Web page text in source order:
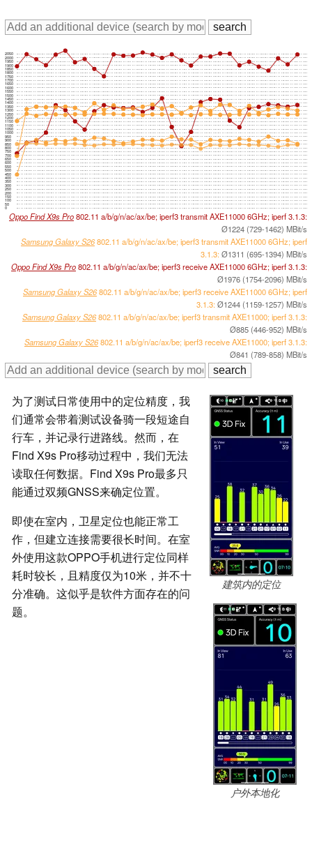
0
50
100
150
200
250
300
350
400
450
500
550
600
650
700
750
800
850
900
950
1000
1050
1100
1150
1200
1250
1300
1350
1400
1450
1500
1550
1600
1650
1700
1750
1800
1850
1900
1950
2000
2050
Oppo Find X9s Pro802.11 a/​b/​g/​n/​ac/​ax/​be; iperf3 transmit AXE11000 6GHz; iperf 3.1.3:
Ø1224 (729-1462) MBit/s
Samsung Galaxy S26802.11 a/​b/​g/​n/​ac/​ax/​be; iperf3 transmit AXE11000 6GHz; iperf
3.1.3:Ø1311 (695-1394) MBit/s
Oppo Find X9s Pro802.11 a/​b/​g/​n/​ac/​ax/​be; iperf3 receive AXE11000 6GHz; iperf 3.1.3:
Ø1976 (1754-2096) MBit/s
Samsung Galaxy S26802.11 a/​b/​g/​n/​ac/​ax/​be; iperf3 receive AXE11000 6GHz; iperf
3.1.3:Ø1244 (1159-1257) MBit/s
Samsung Galaxy S26802.11 a/​b/​g/​n/​ac/​ax/​be; iperf3 transmit AXE11000; iperf 3.1.3:
Ø885 (446-952) MBit/s
Samsung Galaxy S26802.11 a/​b/​g/​n/​ac/​ax/​be; iperf3 receive AXE11000; iperf 3.1.3:
Ø841 (789-858) MBit/s
建筑内的定位
户外本地化
为了测试日常使用中的定位精度，我
们通常会带着测试设备骑一段短途自
行车，并记录行进路线。然而，在
Find X9s Pro移动过程中，我们无法
读取任何数据。Find X9s Pro最多只
能通过双频GNSS来确定位置。
即使在室内，卫星定位也能正常工
作，但建立连接需要很长时间。在室
外使用这款OPPO手机进行定位同样
耗时较长，且精度仅为10米，并不十
分准确。这似乎是软件方面存在的问
题。